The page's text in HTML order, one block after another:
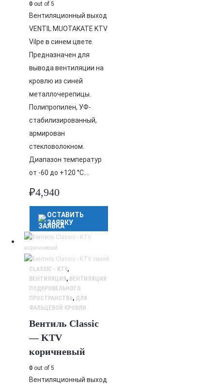
0 out of 5
Вентиляционный выход
VENTIL MUOTAKATE KTV
Vilpe в синем цвете.
Предназначен для
вывода вентиляции на
кровлю из синей
металлочерепицы.
Полипропилен, УФ-
стабилизированный,
армирован
стекловолокном.
Диапазон температур
от -60 до +120 °C….
₽4,940
ОСТАВИТЬ
ЗАЯВКУ
CLASSIC - KTV,
ВЕНТИЛЯЦИЯ, ВЕНТИЛЯЦИЯ
ПОДКРОВЕЛЬНОГО
ПРОСТРАНСТВА, ДЛЯ
ФАЛЬЦЕВОЙ КРОВЛИ
Вентиль Classic
— KTV
коричневый
0 out of 5
Вентиляционный выход